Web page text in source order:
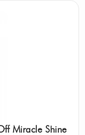
Miracle Shine